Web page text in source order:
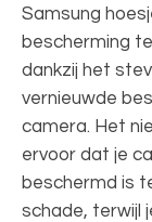
Samsung
bescherming
dankzij het
vernieuwde
camera. Het
ervoor dat je
beschermd is
schade, terwijl